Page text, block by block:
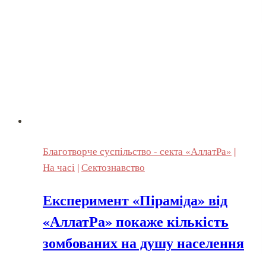
Благотворче суспільство - секта «АллатРа» |
На часі |Сектознавство
Експеримент «Піраміда» від
«АллатРа» покаже кількість
зомбованих на душу населення